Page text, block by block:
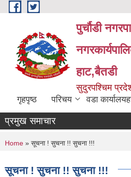
Skip to main content
पुर्चौडी
हाट,बैतडी
सुदुरपश्चिम
गृहपृष्ठ परिचय वडा
प्रमुख समाचार
You are here
Home » सूचना ! सुचना !! सुचना !!!
सूचना ! सुचना !! सुचना !!!